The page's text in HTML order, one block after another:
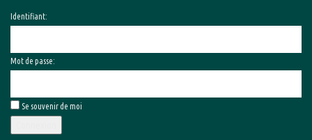
Identifiant:
Mot de passe:
Se souvenir de moi